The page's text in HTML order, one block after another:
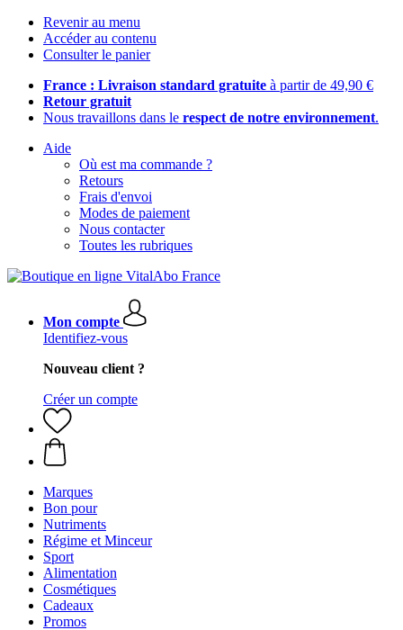
Revenir au menu
Accéder au contenu
Consulter le panier
France : Livraison standard gratuite à partir de 49,90 €
Retour gratuit
Nous travaillons dans le respect de notre environnement.
Aide
Où est ma commande ?
Retours
Frais d'envoi
Modes de paiement
Nous contacter
Toutes les rubriques
Mon compte
Identifiez-vous
Nouveau client ?
Créer un compte
Marques
Bon pour
Nutriments
Régime et Minceur
Sport
Alimentation
Cosmétiques
Cadeaux
Promos